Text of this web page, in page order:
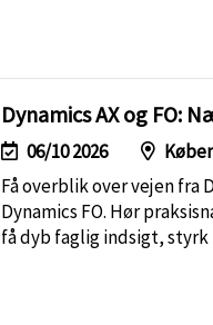
Dynamics AX og FO:
06/10 2026
Få overblik over vejen fra
Dynamics FO. Hør
få dyb faglig indsigt,